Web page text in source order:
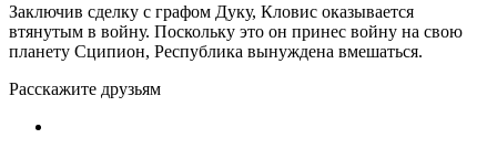
Заключив сделку с графом Дуку, Кловис оказывается
втянутым в войну. Поскольку это он принес войну на свою
планету Сципион, Республика вынуждена вмешаться.
Расскажите друзьям